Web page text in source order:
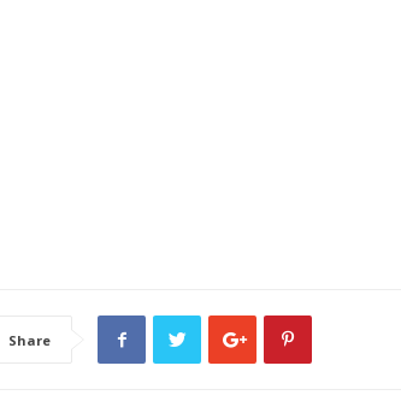
Share